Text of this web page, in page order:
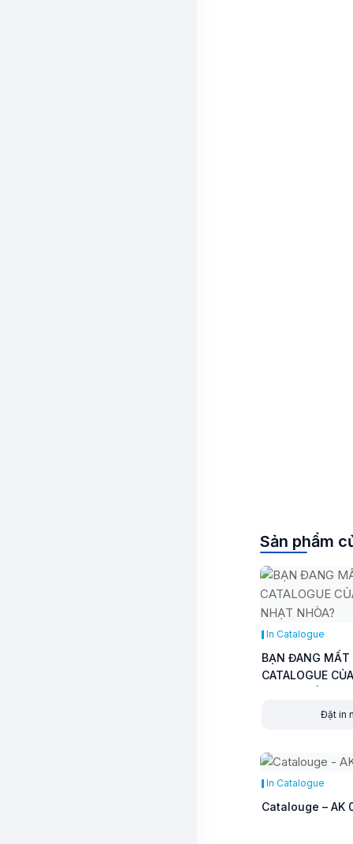
Sản phẩm
In Catalogue
BẠN ĐANG MẤT
CATALOGUE
Đặt in
In Catalogue
Catalouge – AK